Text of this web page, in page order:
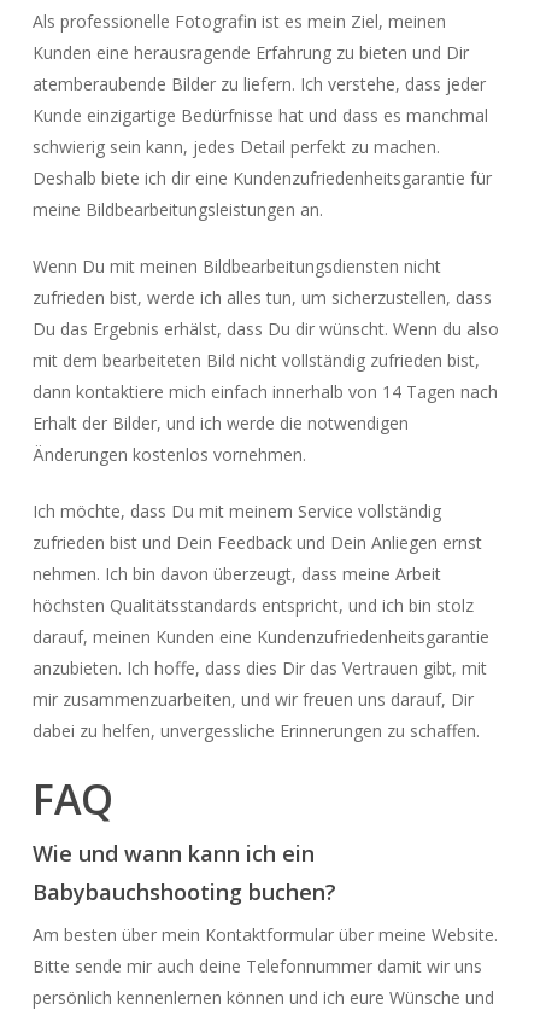
Als professionelle Fotografin ist es mein Ziel, meinen
Kunden eine herausragende Erfahrung zu bieten und Dir
atemberaubende Bilder zu liefern. Ich verstehe, dass jeder
Kunde einzigartige Bedürfnisse hat und dass es manchmal
schwierig sein kann, jedes Detail perfekt zu machen.
Deshalb biete ich dir eine Kundenzufriedenheitsgarantie für
meine Bildbearbeitungsleistungen an.
Wenn Du mit meinen Bildbearbeitungsdiensten nicht
zufrieden bist, werde ich alles tun, um sicherzustellen, dass
Du das Ergebnis erhälst, dass Du dir wünscht. Wenn du also
mit dem bearbeiteten Bild nicht vollständig zufrieden bist,
dann kontaktiere mich einfach innerhalb von 14 Tagen nach
Erhalt der Bilder, und ich werde die notwendigen
Änderungen kostenlos vornehmen.
Ich möchte, dass Du mit meinem Service vollständig
zufrieden bist und Dein Feedback und Dein Anliegen ernst
nehmen. Ich bin davon überzeugt, dass meine Arbeit
höchsten Qualitätsstandards entspricht, und ich bin stolz
darauf, meinen Kunden eine Kundenzufriedenheitsgarantie
anzubieten. Ich hoffe, dass dies Dir das Vertrauen gibt, mit
mir zusammenzuarbeiten, und wir freuen uns darauf, Dir
dabei zu helfen, unvergessliche Erinnerungen zu schaffen.
FAQ
Wie und wann kann ich ein
Babybauchshooting buchen?
Am besten über mein Kontaktformular über meine Website.
Bitte sende mir auch deine Telefonnummer damit wir uns
persönlich kennenlernen können und ich eure Wünsche und